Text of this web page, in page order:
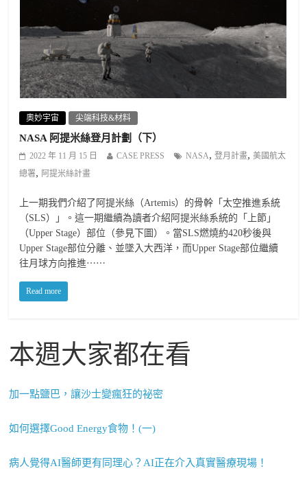
奧妙宇宙 尖端科技&材料
NASA 阿提米絲登月計劃（下）
2022 年 11 月 15 日 CASE PRESS NASA,登月計畫,美國航太
總署, 阿提米絲計畫
上一期我們介紹了阿提米絲（Artemis）的骨幹「太空推進系統
（SLS）」。這一期繼續為讀者介紹阿提米絲系統的「上節」
（Upper Stage）部位（參見下圖）。當SLS燃燒約420秒後與
Upper Stage部位分離、並墜入大西洋，而Upper Stage部位繼續
往月球方向推進⋯⋯
Read more
本週大家都在看
加一點鹽巴，讓沙士變瘋狂的祕密
如何選擇Good Energy食物！(一)
病人覺得AI醫師更有同理心？AI正在介入真實醫療現場！